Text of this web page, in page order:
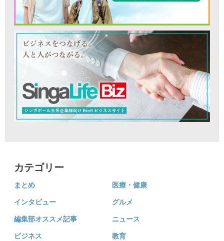
カテゴリー
まとめ 医療・健康
インタビュー グルメ
編集部オススメ記事 ニュース
ビジネス 教育